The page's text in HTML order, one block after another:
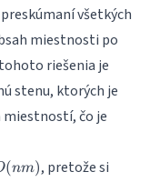
všetkých
miestnosti po
riešenia je
stenu, ktorých je
miestností, čo je
(nm), pretože si